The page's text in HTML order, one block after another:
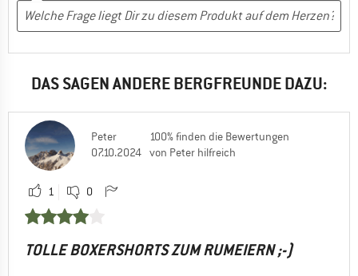
DAS SAGEN ANDERE BERGFREUNDE DAZU:
Peter
07.10.2024
100% finden die Bewertungen
von Peter hilfreich
1 0
TOLLE BOXERSHORTS ZUM RUMEIERN ;-)